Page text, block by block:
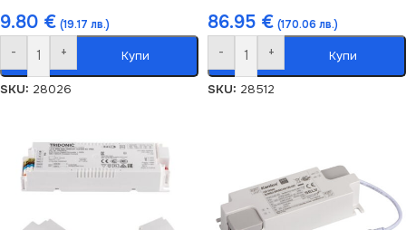
9.80 € (19.17 лв.)
- + Купи
SKU: 28026
86.95 € (170.06 лв.)
- + Купи
SKU: 28512